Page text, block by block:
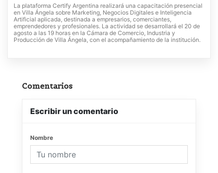
La plataforma Certify Argentina realizará una capacitación presencial
en Villa Ángela sobre Marketing, Negocios Digitales e Inteligencia
Artificial aplicada, destinada a empresarios, comerciantes,
emprendedores y profesionales. La actividad se desarrollará el 20 de
agosto a las 19 horas en la Cámara de Comercio, Industria y
Producción de Villa Ángela, con el acompañamiento de la institución.
Comentarios
Escribir un comentario
Nombre